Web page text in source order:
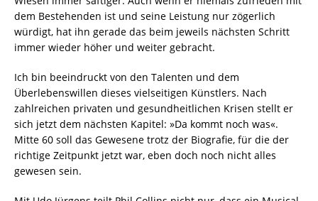
dem Bestehenden ist und seine Leistung nur zögerlich
würdigt, hat ihn gerade das beim jeweils nächsten Schritt
immer wieder höher und weiter gebracht.
Ich bin beeindruckt von den Talenten und dem
Überlebenswillen dieses vielseitigen Künstlers. Nach
zahlreichen privaten und gesundheitlichen Krisen stellt er
sich jetzt dem nächsten Kapitel: »Da kommt noch was«.
Mitte 60 soll das Gewesene trotz der Biografie, für die der
richtige Zeitpunkt jetzt war, eben doch noch nicht alles
gewesen sein.